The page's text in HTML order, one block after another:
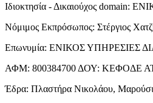
Ιδιοκτησία - Δικαιούχος domain:
Νόμιμος Εκπρόσωπος: Στέργιος
Επωνυμία: ΕΝΙΚΟΣ ΥΠΗΡΕΣΙΕΣ
ΑΦΜ: 800384700 ΔΟΥ: ΚΕΦΟΔΕ
Έδρα: Πλαστήρα Νικολάου,